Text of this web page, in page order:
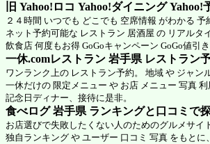
旧 Yahoo!ロコ Yahoo!ダイニング Yahoo!
２４時間 いつでも どこでも 空席情報 がわかる
ネット予約可能な レストラン 居酒屋 の リアルタ
飲食店 何度もお得 GoGoキャンペーン GoGo値引
一休.comレストラン 岩手県 レストラン
ワンランク上の レストラン予約。 地域 や ジャン
一休だけの 限定メニュー や お店 メニュー 写真
記念日ディナー、接待に是非。
食べログ 岩手県 ランキングと口コミで
お店選びで失敗したくない人のためのグルメサイ
独自ランキング や ユーザー 口コミ 写真 をもと